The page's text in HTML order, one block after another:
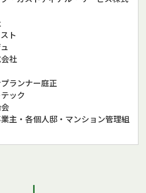
ト
社
ランナー庭正
ック
主・各個人邸・マンション管理組